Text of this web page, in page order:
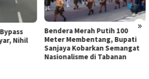
»
100
Bupati
Sidak Bea Cukai Ngurah Rai,
Komisi I DPRD Bali Tegaskan
Tak Ada Indikasi
Penyalahgunaan Barang